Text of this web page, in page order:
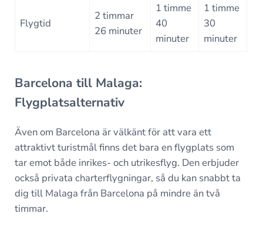
Flygtid
2 timmar
26 minuter
1 timme
40
minuter
1 timme
30
minuter
Barcelona till Malaga:
Flygplatsalternativ
Även om Barcelona är välkänt för att vara ett
attraktivt turistmål finns det bara en flygplats som
tar emot både inrikes- och utrikesflyg. Den erbjuder
också privata charterflygningar, så du kan snabbt ta
dig till Malaga från Barcelona på mindre än två
timmar.